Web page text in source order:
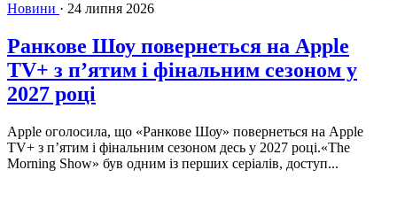
Новини · 24 липня 2026
Ранкове Шоу повернеться на Apple
TV+ з п’ятим і фінальним сезоном у
2027 році
Apple оголосила, що «Ранкове Шоу» повернеться на Apple
TV+ з п’ятим і фінальним сезоном десь у 2027 році.«The
Morning Show» був одним із перших серіалів, доступ...